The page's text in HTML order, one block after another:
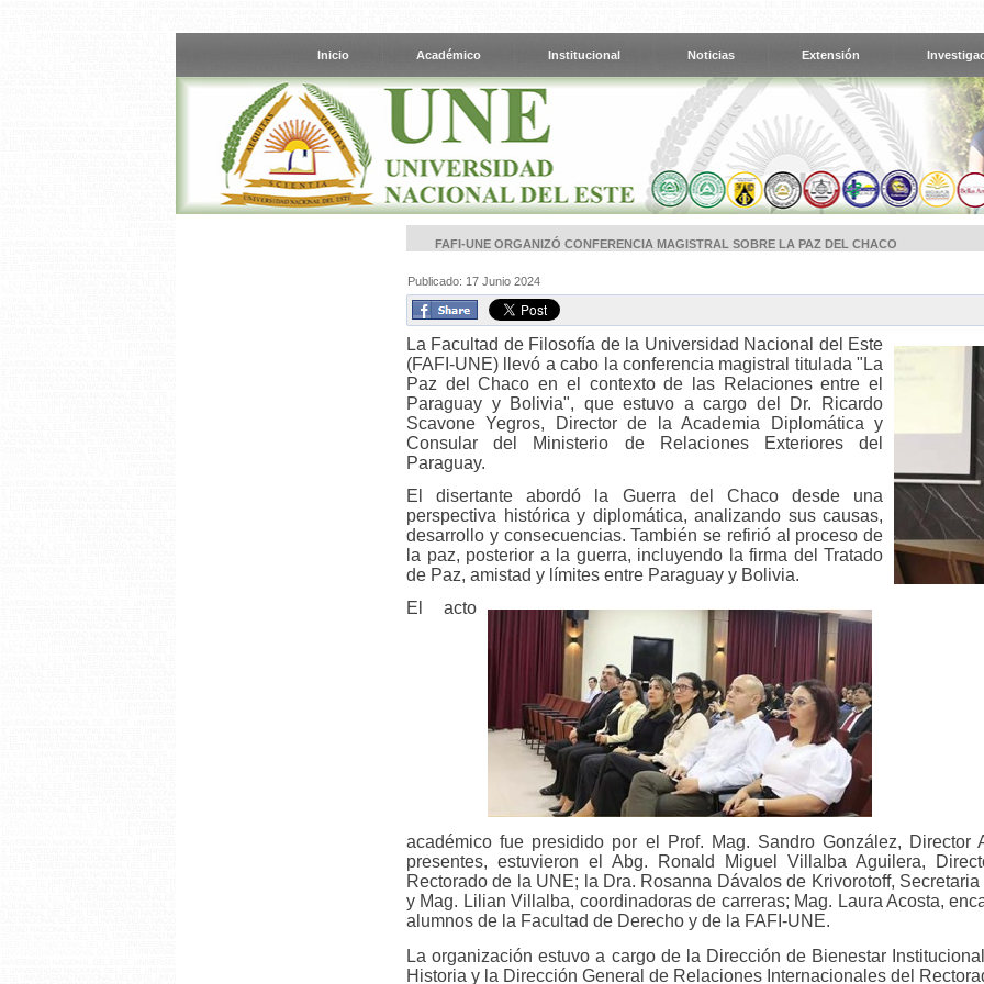
Inicio Académico Institucional Noticias Extensión
FAFI-UNE ORGANIZÓ CONFERENCIA MAGISTRAL SOBRE LA PAZ DEL CHACO
Publicado: 17 Junio 2024
La Facultad de Filosofía de la Universidad Nacional del Este
(FAFI-UNE) llevó a cabo la conferencia magistral titulada "La
Paz del Chaco en el contexto de las Relaciones entre el
Paraguay y Bolivia", que estuvo a cargo del Dr. Ricardo
Scavone Yegros, Director de la Academia Diplomática y
Consular del Ministerio de Relaciones Exteriores del
Paraguay.
El disertante abordó la Guerra del Chaco desde una
perspectiva histórica y diplomática, analizando sus causas,
desarrollo y consecuencias. También se refirió al proceso de
la paz, posterior a la guerra, incluyendo la firma del Tratado
de Paz, amistad y límites entre Paraguay y Bolivia.
El acto
académico fue presidido por el Prof. Mag. Sandro González, Director
presentes, estuvieron el Abg. Ronald Miguel Villalba Aguilera,
Rectorado de la UNE; la Dra. Rosanna Dávalos de Krivorotoff,
y Mag. Lilian Villalba, coordinadoras de carreras; Mag. Laura Acosta,
alumnos de la Facultad de Derecho y de la FAFI-UNE.
La organización estuvo a cargo de la Dirección de Bienestar
Historia y la Dirección General de Relaciones Internacionales del